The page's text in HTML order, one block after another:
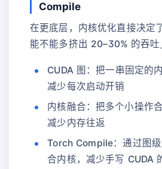
Compile
在更底层，内核优化直接决定
能不能多挤出 20–30% 的吞吐
CUDA 图：把一串固定的
减少每次启动开销
内核融合：把多个小操作
减少内存往返
Torch Compile：通过图
合内核，减少手写 CUDA